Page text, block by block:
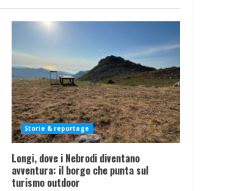
Storie & reportage
Longi, dove i Nebrodi diventano
avventura: il borgo che punta sul
turismo outdoor